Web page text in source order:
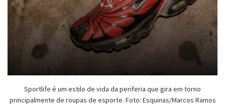
Sportlife é um estilo de vida da periferia que gira em torno
principalmente de roupas de esporte. Foto: Esquinas/Marcos Ramos